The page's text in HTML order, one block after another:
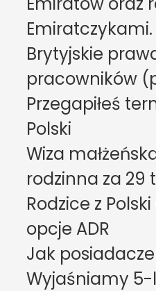
Emiratczykami.
Brytyjskie
pracowników
Przegapiłeś
Polski
Wiza
rodzinna za 29
Rodzice z
opcje ADR
Jak posiadacze
Wyjaśniamy 5-